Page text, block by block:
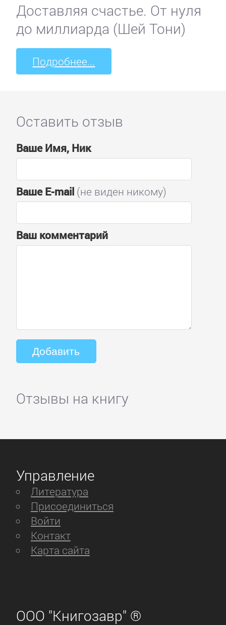
Доставляя счастье. От нуля
до миллиарда (Шей Тони)
Подробнее...
Оставить отзыв
Ваше Имя, Ник
Ваше E-mail(не виден никому)
Ваш комментарий
Отзывы на книгу
Управление
Литература
Присоединиться
Войти
Контакт
Карта сайта
ООО "Книгозавр" ®